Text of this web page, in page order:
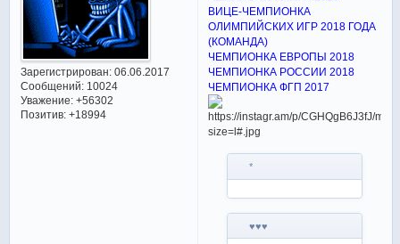
Зарегистрирован: 06.06.2017
Сообщений:10024
Уважение: +56302
Позитив: +18994
ВИЦЕ-ЧЕМПИОНКА
ОЛИМПИЙСКИХ ИГР 2018 ГОДА
(КОМАНДА)
ЧЕМПИОНКА ЕВРОПЫ 2018
ЧЕМПИОНКА РОССИИ 2018
ЧЕМПИОНКА ФГП 2017
*
♥️♥️♥️